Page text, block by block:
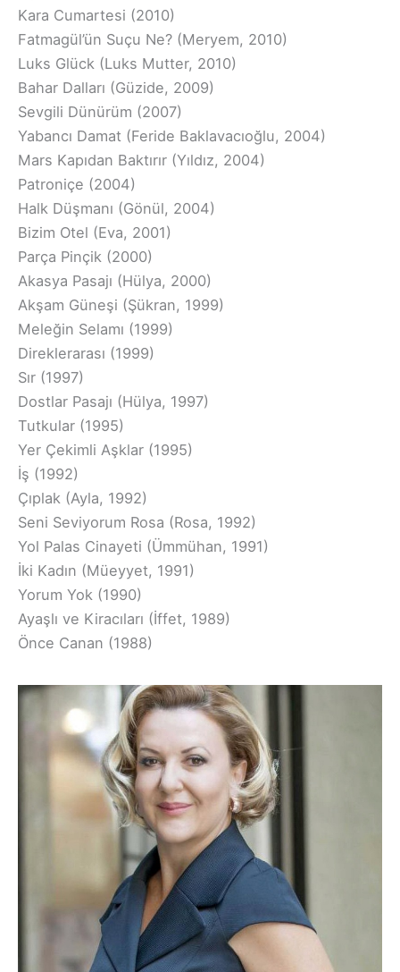
Kara Cumartesi (2010)
Fatmagül’ün Suçu Ne? (Meryem, 2010)
Luks Glück (Luks Mutter, 2010)
Bahar Dalları (Güzide, 2009)
Sevgili Dünürüm (2007)
Yabancı Damat (Feride Baklavacıoğlu, 2004)
Mars Kapıdan Baktırır (Yıldız, 2004)
Patroniçe (2004)
Halk Düşmanı (Gönül, 2004)
Bizim Otel (Eva, 2001)
Parça Pinçik (2000)
Akasya Pasajı (Hülya, 2000)
Akşam Güneşi (Şükran, 1999)
Meleğin Selamı (1999)
Direklerarası (1999)
Sır (1997)
Dostlar Pasajı (Hülya, 1997)
Tutkular (1995)
Yer Çekimli Aşklar (1995)
İş (1992)
Çıplak (Ayla, 1992)
Seni Seviyorum Rosa (Rosa, 1992)
Yol Palas Cinayeti (Ümmühan, 1991)
İki Kadın (Müeyyet, 1991)
Yorum Yok (1990)
Ayaşlı ve Kiracıları (İffet, 1989)
Önce Canan (1988)